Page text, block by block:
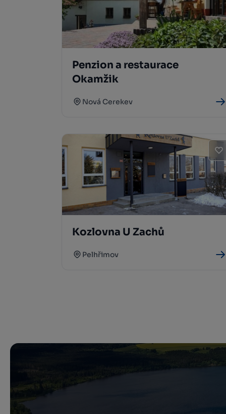
Penzion a restaurace
Okamžik
Nová Cerekev
Kozlovna U Zachů
Pelhřimov